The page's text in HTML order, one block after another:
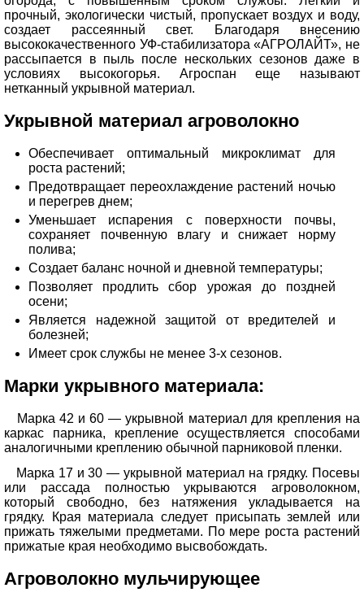
прочный, экологически чистый, пропускает воздух и воду,
создает рассеянный свет. Благодаря внесению
высококачественного УФ-стабилизатора «АГРОЛАЙТ», не
рассыпается в пыль после нескольких сезонов даже в
условиях высокогорья. Агроспан еще называют
нетканный укрывной материал.
Укрывной материал агроволокно
Обеспечивает оптимальный микроклимат для
роста растений;
Предотвращает переохлаждение растений ночью
и перегрев днем;
Уменьшает испарения с поверхности почвы,
сохраняет почвенную влагу и снижает норму
полива;
Создает баланс ночной и дневной температуры;
Позволяет продлить сбор урожая до поздней
осени;
Является надежной защитой от вредителей и
болезней;
Имеет срок службы не менее 3-х сезонов.
Марки укрывного материала:
Марка 42 и 60 — укрывной материал для крепления на
каркас парника, крепление осуществляется способами
аналогичными креплению обычной парниковой пленки.
Марка 17 и 30 — укрывной материал на грядку. Посевы
или рассада полностью укрываются агроволокном,
который свободно, без натяжения укладывается на
грядку. Края материала следует присыпать землей или
прижать тяжелыми предметами. По мере роста растений
прижатые края необходимо высвобождать.
Агроволокно мульчирующее